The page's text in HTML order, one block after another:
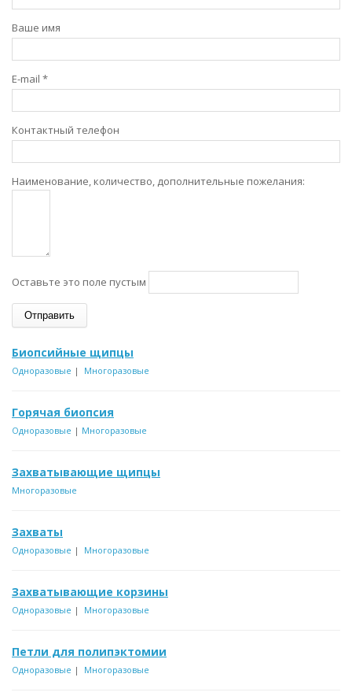
Ваше имя
E-mail *
Контактный телефон
Наименование, количество, дополнительные пожелания:
Оставьте это поле пустым
Биопсийные щипцы
Одноразовые | Многоразовые
Горячая биопсия
Одноразовые | Многоразовые
Захватывающие щипцы
Многоразовые
Захваты
Одноразовые | Многоразовые
Захватывающие корзины
Одноразовые | Многоразовые
Петли для полипэктомии
Одноразовые | Многоразовые